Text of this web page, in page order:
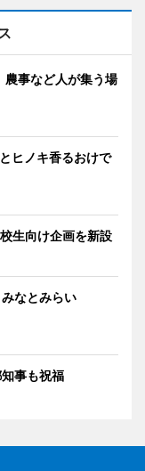
事など人が集う場
ヒノキ香るおけで
生向け企画を新設
なとみらい
事も祝福